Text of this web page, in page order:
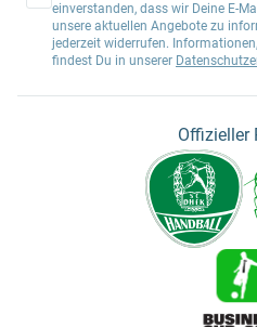
einverstanden, dass wir Deine E-
unsere aktuellen Angebote zu
jederzeit widerrufen.
findest Du in unserer
Offizieller